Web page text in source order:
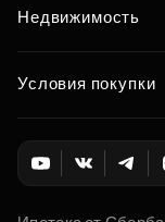
Недвижимость
Условия покупки